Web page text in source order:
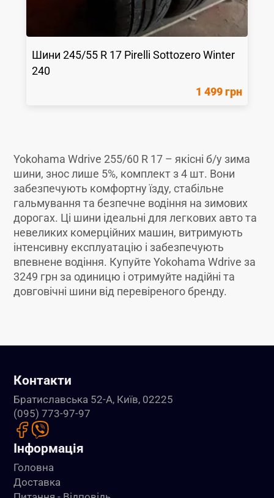
Шини245/55 R 17 Pirelli Sottozero Winter
240
1 499 грн
Yokohama Wdrive 255/60 R 17 – якісні б/у зима
шини, знос лише 5%, комплект з 4 шт. Вони
забезпечують комфортну їзду, стабільне
гальмування та безпечне водіння на зимових
дорогах. Ці шини ідеальні для легкових авто та
невеликих комерційних машин, витримують
інтенсивну експлуатацію і забезпечують
впевнене водіння. Купуйте Yokohama Wdrive за
3249 грн за одиницю і отримуйте надійні та
довговічні шини від перевіреного бренду.
Контакти
Братиславська 52-А, Київ, 02225
(095) 773-97-97
Інформація
Головна
Доставка